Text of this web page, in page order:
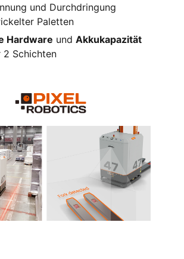
und Durchdringung
Paletten
Hardware und Akkukapazität
2 Schichten